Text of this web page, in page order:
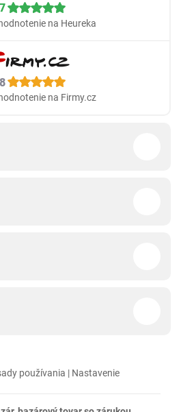
na Heureka
na Firmy.cz
používania | Nastavenie